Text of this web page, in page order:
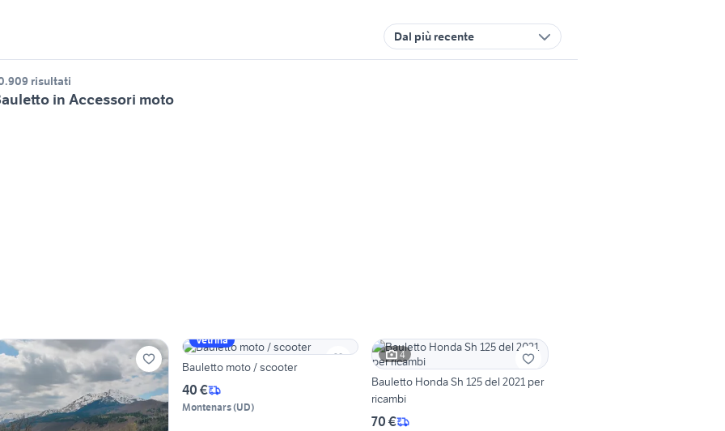
Dal più recente
risultati
in Accessori moto
Vetrina
Bauletto moto / scooter
40 €
Montenars(UD)
4
Bauletto Honda Sh 125 del 2021 per
ricambi
70 €